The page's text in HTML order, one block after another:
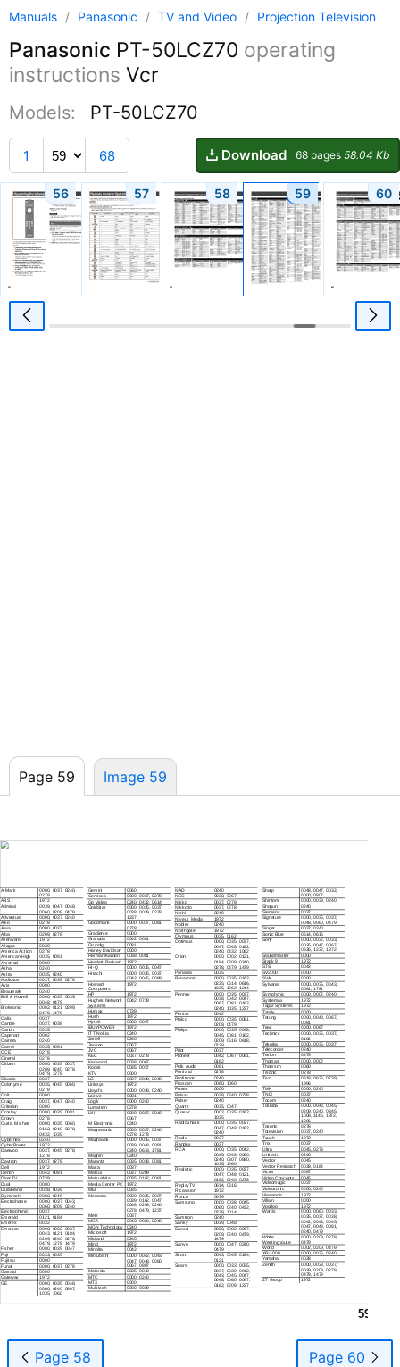
Manuals / Panasonic / TV and Video / Projection Television
Panasonic PT-50LCZ70 operating
instructions Vcr
Models: PT-50LCZ70
1 68 Download 68 pages 58.04 Kb
56 57 58 59 60
Page 59 Image 59
A-Mark
0000, 0037, 0240,
0278
ABS 1972
Admiral
0039, 0047, 0048,
0060, 0209, 0479
Adventura
0000, 0037, 0240
Aiko
0278
Aiwa
0000, 0037
Alba
0209, 0278
Alienware
1972
Allegro
0039
America Action
0278
American High
0035, 0081
Amstrad
0000
Asha
0240
Astra
0035, 0240
Audiovox 0037, 0038, 0278
Avis
0000
Beaumark
0240
Bell & Howell
0000, 0035, 0039,
0048, 0479
Broksonic
0002, 0121, 0209,
0479, 1479
Calix
0037
Candle
0037, 0038
Canon
0035
Capehart
0002
Carrera
0240
Carver
0035, 0081
CCE
0278
Cineral
0278
Citizen
0000, 0035, 0037,
0209, 0240, 0278,
0479, 1278
Classic
0037
Colortyme
0035, 0045, 0060,
0278
Colt
0000
Craig
0037, 0047, 0240
Criterion
0000
Crosley
0000, 0035, 0081
Crown
0278
Curtis Mathes
0000, 0035, 0060,
0162, 0240, 0278,
0432, 1035
Cybernex
0240
CyberPower
1972
Daewoo
0037, 0045, 0278,
1278
Daytron
0037, 0278
Dell
1972
Denon
0042, 0081
DirecTV
0739
Dual
0000
Durabrand
0038, 0039
Dynatech
0000, 0240
Electrohome
0000, 0037, 0043,
0060, 0209, 0240
Electrophonic
0037
Emerald
0121, 0184
Emerex
0032
Emerson
0000, 0002, 0037,
0043, 0121, 0184,
0209, 0240, 0278,
0479, 1278, 1479
Fisher
0000, 0039, 0047
Fuji
0033, 0035
Fujitsu
0000
Funai
0000, 0037, 0278
Garrard
0000
Gateway
1972
GE
0000, 0035, 0048,
0060, 0240, 0807,
1035, 1060
Gemini
0060
Genexxa
0000, 0037, 0278
Go Video
0240, 0432, 0614
GoldStar
0000, 0035, 0037,
0038, 0039, 0278,
1237
Goodmans
0000, 0037, 0081,
0278
Gradiente
0000
Granada
0042, 0081
Grundig
0081
Harley Davidson
0000
Harman/Kardon
0038, 0081
Hewlett Packard
1972
HI-Q
0000, 0035, 0047
Hitachi
0000, 0035, 0037,
0042, 0045, 0089
Howard
1972
Computers
HP
1972
Hughes Network 0042, 0739
Systems
Humax
0739
Hush
1972
Hytek
0000, 0047
iBUYPOWER
1972
ITT Nokia
0240
Janeil
0240
Jensen
0067
JVC
0067
KEC
0037, 0278
Kenwood
0038, 0067
Kodak
0035, 0037
KTV
0000
LG
0037, 0038, 0240
Linksys
1972
Lloyd’s
0000, 0038, 0240
Loewe
0081
Logik
0000, 0240
Lumatron
0278
LXI
0000, 0037, 0042,
0067
M Electronic
0240
Magnasonic
0000, 0037, 0240,
0278, 1278
Magnavox
0000, 0035, 0037,
0039, 0048, 0081,
0240, 0618, 1781
Magnin
0240
Marantz
0035, 0038, 0081
Marta
0037
Matsui
0037, 0209
Matsushita
0035, 0162, 0081
Media Center PC
1972
MEI
0035
Memorex
0000, 0035, 0037,
0039, 0162, 0047,
0048, 0209, 0240,
0278, 0479, 1237
Metz
0037
MGA
0043, 0060, 0240
MGN Technology
0240
Microsoft
1972
Midland
0240
Mind
1972
Minolta
0042
Mitsubishi
0000, 0042, 0043,
0047, 0048, 0060,
0067, 0807
Motorola
0035, 0048
MTC
0000, 0240
MTX
0000
Multitech
0000, 0039
NAD
0240
NEC
0038, 0067
Nikko
0037, 0278
Nikkodo
0037, 0278
Nishi 0240
Niveus Media
1972
Noblex
0240
Northgate
1972
Olympus
0035, 0162
Optimus
0000, 0035, 0037,
0047, 0048, 0162,
0240, 0432, 1062
Orion
0000, 0002, 0121,
0184, 0209, 0240,
0278, 0479, 1479
Panama
0035
Panasonic
0000, 0035, 0162,
0225, 0614, 0616,
1035, 1062, 1244
Penney 0000, 0035, 0037,
0038, 0042, 0047,
0067, 0081, 0162,
0240, 1035, 1237
Pentax
0042
Philco
0000, 0035, 0081,
0209, 0479
Philips
0000, 0035, 0048,
0045, 0081, 0162,
0209, 0616, 0618,
0739
Pilot
0037
Pioneer
0042, 0067, 0081,
0162
Polk Audio
0081
Portland
0278
Profitronic
0240
Proscan
0060, 1060
Protec
0000
Pulsar
0039, 0240, 0278
Pulser
0240
Quartz
0035, 0047
Quasar
0002, 0035, 0162,
1035
RadioShack
0000, 0035, 0037,
0047, 0048, 0162,
0240
Radix
0037
Randex
0037
RCA
0000, 0035, 0042,
0045, 0048, 0060,
0240, 0807, 0880,
1035, 1060
Realistic
0000, 0035, 0037,
0047, 0048, 0121,
0162, 0240, 0278
ReplayTV
0614, 0616
Ricavision
1972
Runco
0039
Samsung
0000, 0038, 0045,
0060, 0240, 0432,
0739, 1014
Samtron
0240
Sanky
0039, 0048
Sansui
0000, 0002, 0067,
0209, 0240, 0479,
1479
Sanyo
0000, 0047, 0240,
0479
Scott
0043, 0045, 0184,
0121
Sears
0000, 0033, 0035,
0037, 0039, 0042,
0043, 0045, 0047,
0048, 0060, 0067,
0162, 0209, 1237
Sharp
0048, 0047, 0032,
0000, 0807
Shintom 0000, 0039, 0240
Shogun
0240
Siemens
0037
Signature
0000, 0035, 0037,
0048, 0060, 0479
Singer
0037, 0240
Sonic Blue
0614, 0616
Sony
0000, 0032, 0033,
0035, 0047, 0067,
0636, 1232, 1972
Soundmaster
0000
Stack 9
1972
STS
0042
SV2000
0000
SVA
0000
Sylvania
0000, 0035, 0043,
0081, 1781
Symphonic
0000, 0002, 0240
Systemax
1972
Tagar Systems
1972
Tandy
0000
Tatung
0000, 0048, 0067,
0081
Teac
0000, 0067
Technics
0000, 0035, 0037,
0162
Teknika
0000, 0035, 0037
Telecorder
0240
Tevion
0479
Thomas
0000, 0002
Thomson
0060
Tisonic
0278
Tivo
0618, 0636, 0739,
1996
TMK
0000, 0240
TNIX
0037
Tocom
0240
Toshiba
0000, 0043, 0045,
0209, 0240, 0845,
1008, 1145, 1972,
1996
Tosonic
0278
Totevision
0037, 0240
Touch
1972
Trix
0037
Ultra
0045, 0278
Unitech
0240
Vector
0045
Vector Research
0038, 0184
Victor
0067
Video Concepts
0045
Videomagic
0037
Videosonic
0000, 0240
Viewsonic
1972
Villain
0000
Voodoo
1972
Wards
0000, 0060, 0033,
0035, 0037, 0038,
0042, 0043, 0045,
0047, 0048, 0081,
0240, 0479
White
0000, 0209, 0278,
Westinghouse
0479
World
0002, 0209, 0479
XR-1000
0000, 0035, 0240
Yamaha
0038
Zenith
0000, 0033, 0037,
0039, 0209, 0278,
0479, 1479
ZT Group
1972
59
Page 58 Page 60